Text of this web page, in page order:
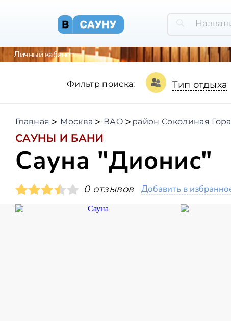
Личный кабинет
Фильтр поиска: Тип отдыха
Главная Москва ВАО район Соколиная Гора
САУНЫ И БАНИ
Сауна "Дионис"
0 отзывов Добавить в